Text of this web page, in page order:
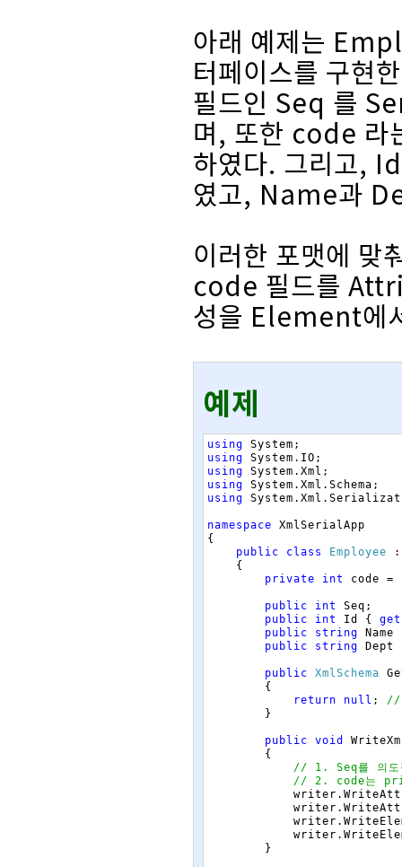
아래 예제는
터페이스를 구현
필드인 Seq 를
며, 또한 code
하였다. 그리고,
였고, Name과
이러한 포맷에
code 필드를
성을 Element에
예제
using System ;
using
System . IO ;
using
System . Xml ;
using
System . Xml . Schema ;
using
System . Xml .
namespace
XmlSerialApp
{
public
class Employee
:
{
private
int code =
public int Seq ;
public
int Id { get
public
string Name
public
string Dept
public XmlSchema
{
return
null ;
//
}
public void
{
// 1. Seq를 의도
// 2. code는
writer .
writer .
writer .
writer .
}